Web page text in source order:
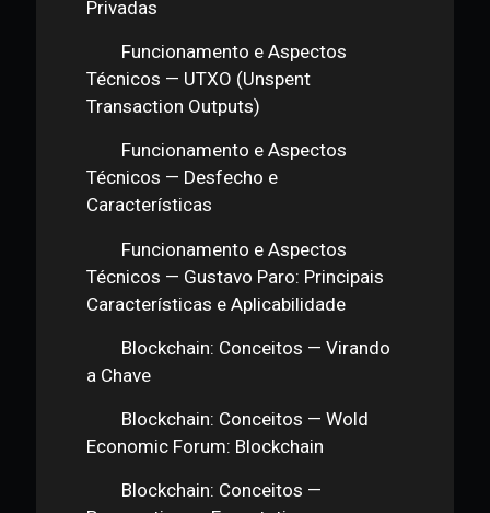
Funcionamento e Aspectos
Funcionamento e Aspectos
Técnicos — Aceitação Pela Rede
Funcionamento e Aspectos
Técnicos — Chaves Públicas e
Privadas
Funcionamento e Aspectos
Técnicos — UTXO (Unspent
Transaction Outputs)
Características
Técnicos — Gustavo Paro: Principais